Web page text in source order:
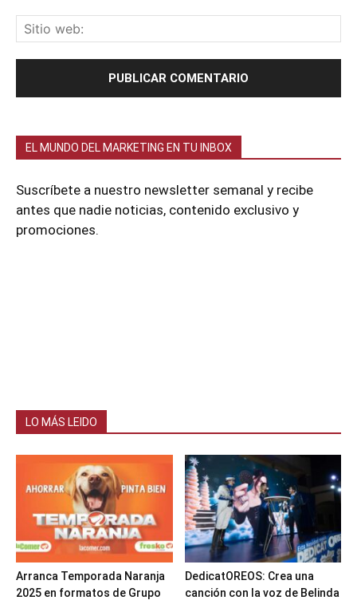
EL MUNDO DEL MARKETING EN TU INBOX
Suscríbete a nuestro newsletter semanal y recibe
antes que nadie noticias, contenido exclusivo y
promociones.
LO MÁS LEIDO
Arranca Temporada Naranja
2025 en formatos de Grupo
DedicatOREOS: Crea una
canción con la voz de Belinda